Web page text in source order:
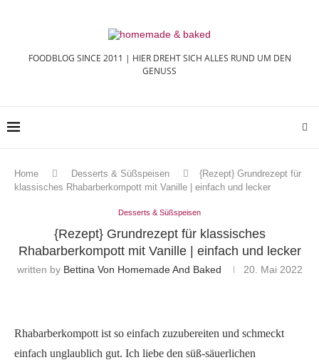
FOODBLOG SINCE 2011 | HIER DREHT SICH ALLES RUND UM DEN
GENUSS
Home Desserts & Süßspeisen
{Rezept} Grundrezept für
klassisches Rhabarberkompott mit Vanille | einfach und lecker
Desserts & Süßspeisen
{Rezept} Grundrezept für klassisches
Rhabarberkompott mit Vanille | einfach und lecker
written by Bettina Von Homemade And Baked 20. Mai 2022
Rhabarberkompott ist so einfach zuzubereiten und schmeckt
einfach unglaublich gut. Ich liebe den süß-säuerlichen